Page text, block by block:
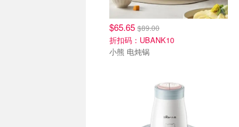
$65.65 $89.00
折扣码：UBANK10
小熊 电炖锅